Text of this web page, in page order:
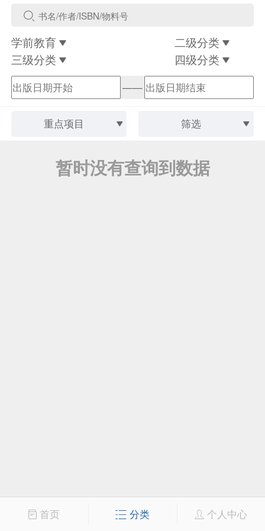
学前教育
二级分类
三级分类
四级分类
——
重点项目 筛选
暂时没有查询到数据
首页 分类 个人中心